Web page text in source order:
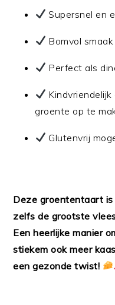
Supersnel en
Bomvol
Perfect als
groente op te
Glutenvrij
Deze groententaart
zelfs de grootste
Een heerlijke manier
stiekem ook meer
een gezonde twist!